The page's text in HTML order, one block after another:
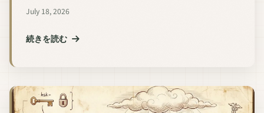
July 18, 2026
続きを読む